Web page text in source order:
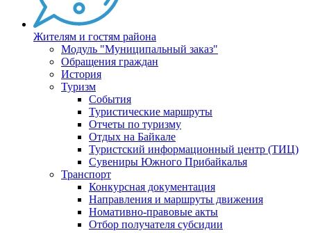
Жителям и гостям района
Модуль "Муниципальный заказ"
Обращения граждан
История
Туризм
События
Туристические маршруты
Отчеты по туризму
Отдых на Байкале
Туристский информационный центр (ТИЦ)
Сувениры Южного Прибайкалья
Транспорт
Конкурсная документация
Направления и маршруты движения
Номативно-правовые акты
Отбор получателя субсидии